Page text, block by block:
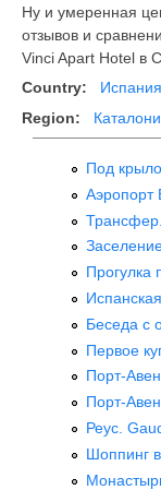
Ну и умеренная
отзывов и
Vinci Apart Hotel в
Country:
Испания
Region:
Под
Аэропорт
Прогулка
Беседа с
Первое
Порт-
Порт-
Реус.
Шоппинг